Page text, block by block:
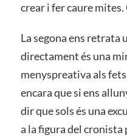
crear i fer caure
La segona ens
directament és una
menyspreativa als
encara que si ens
dir que sols és una
a la figura del